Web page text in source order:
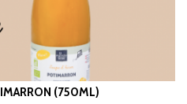
(750ML)